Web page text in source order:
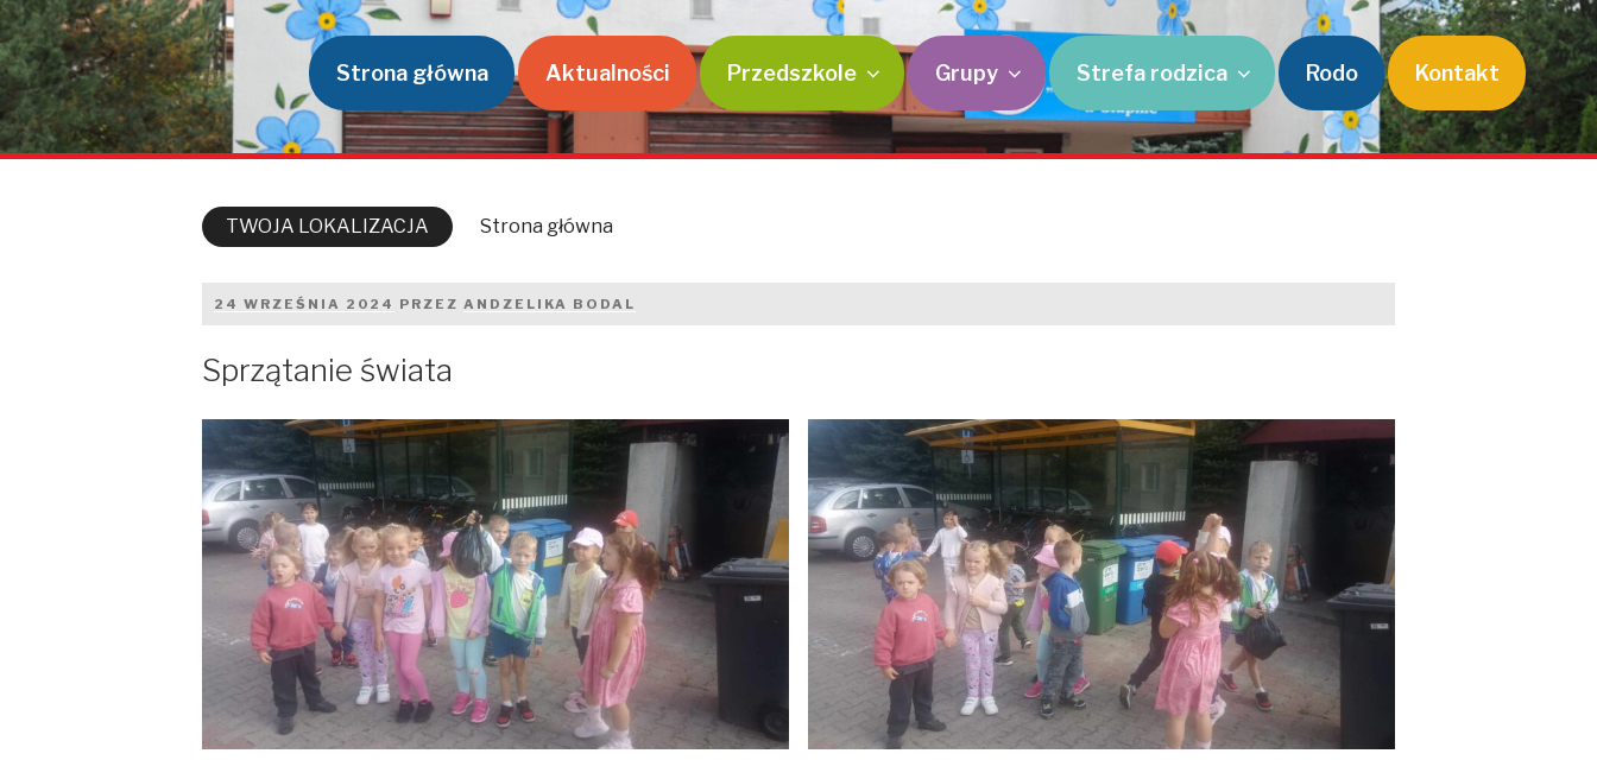
Przeskocz
do
treści
Strona główna Aktualności Przedszkole Grupy Strefa rodzica Rodo Kontakt
TWOJA LOKALIZACJA Strona główna
OPUBLIKOWANE
24 WRZEŚNIA 2024 PRZEZ ANDZELIKA BODAL
Sprzątanie świata